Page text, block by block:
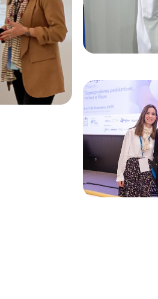
Fórum
Ciência
9 de
Edição Do
Pediatria
Luz